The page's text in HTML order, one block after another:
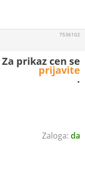
da
7536102
Za prikaz cen se
prijavite
.